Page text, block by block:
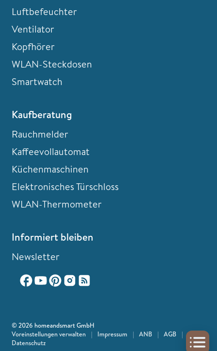
Luftbefeuchter
Ventilator
Kopfhörer
WLAN-Steckdosen
Smartwatch
Kaufberatung
Rauchmelder
Kaffeevollautomat
Küchenmaschinen
Elektronisches Türschloss
WLAN-Thermometer
Informiert bleiben
Newsletter
© 2026 homeandsmart GmbH
Voreinstellungen verwalten
| Impressum | ANB | AGB
|
Datenschutz